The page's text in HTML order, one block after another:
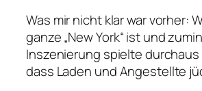
Was mir nicht klar war vorher:
ganze „New York“ ist und
Inszenierung spielte durchaus
dass Laden und Angestellte